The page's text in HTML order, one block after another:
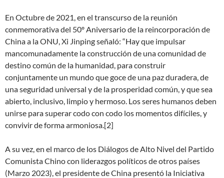
En Octubre de 2021, en el transcurso de la reunión
conmemorativa del 50º Aniversario de la reincorporación de
China a la ONU, Xi Jinping señaló: “Hay que impulsar
mancomunadamente la construcción de una comunidad de
destino común de la humanidad, para construir
conjuntamente un mundo que goce de una paz duradera, de
una seguridad universal y de la prosperidad común, y que sea
abierto, inclusivo, limpio y hermoso. Los seres humanos deben
unirse para superar codo con codo los momentos difíciles, y
convivir de forma armoniosa.[2]
A su vez, en el marco de los Diálogos de Alto Nivel del Partido
Comunista Chino con liderazgos políticos de otros países
(Marzo 2023), el presidente de China presentó la Iniciativa